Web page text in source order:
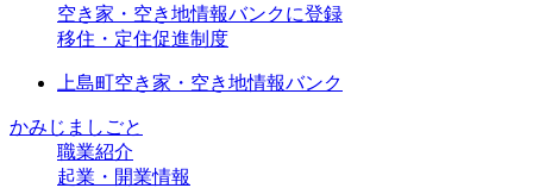
空き家・空き地情報バンクに登録
移住・定住促進制度
上島町空き家・空き地情報バンク
かみじましごと
職業紹介
起業・開業情報